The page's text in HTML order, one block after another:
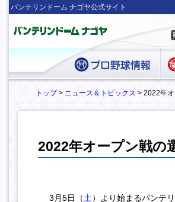
バンテリンドーム ナゴヤ公式サイト
トップ> ニュース＆トピックス > 2022年
2022年オープン戦の
3月5日（土）より始まるバンテ